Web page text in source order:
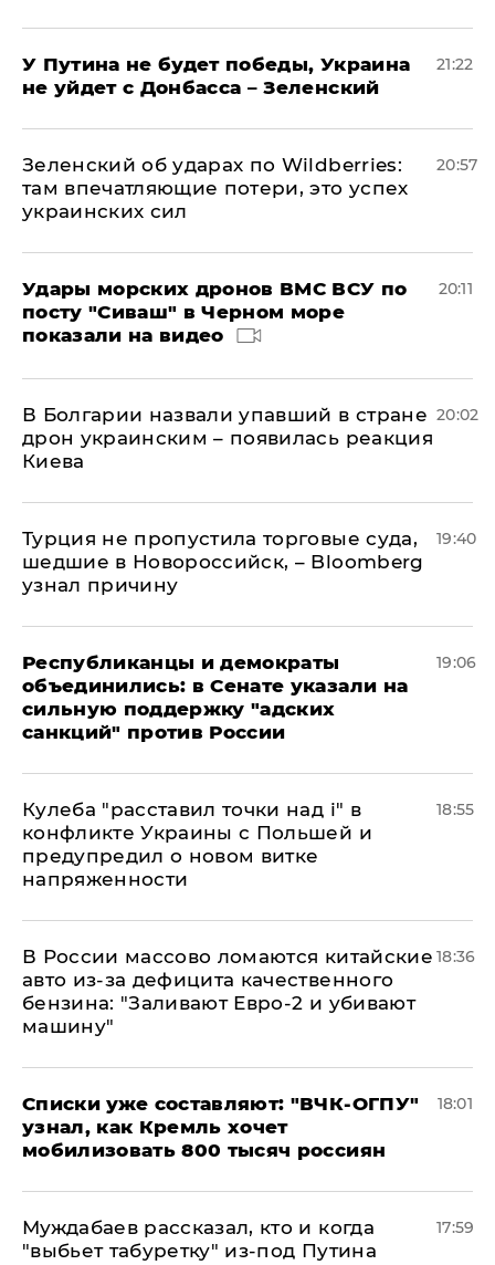
У Путина не будет победы, Украина
не уйдет с Донбасса – Зеленский
21:22
Зеленский об ударах по Wildberries:
там впечатляющие потери, это успех
украинских сил
20:57
Удары морских дронов ВМС ВСУ по
посту "Сиваш" в Черном море
показали на видео
20:11
В Болгарии назвали упавший в стране
дрон украинским – появилась реакция
Киева
20:02
Турция не пропустила торговые суда,
шедшие в Новороссийск, – Bloomberg
узнал причину
19:40
Республиканцы и демократы
объединились: в Сенате указали на
сильную поддержку "адских
санкций" против России
19:06
Кулеба "расставил точки над і" в
конфликте Украины с Польшей и
предупредил о новом витке
напряженности
18:55
В России массово ломаются китайские
авто из-за дефицита качественного
бензина: "Заливают Евро-2 и убивают
машину"
18:36
Списки уже составляют: "ВЧК-ОГПУ"
узнал, как Кремль хочет
мобилизовать 800 тысяч россиян
18:01
Муждабаев рассказал, кто и когда
"выбьет табуретку" из-под Путина
17:59